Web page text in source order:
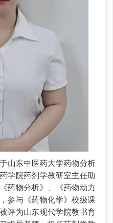
山东中医药大学药物分析
学院药剂学教研室主任助
药物分析》、《药物动力
参与《药物化学》校级课
评为山东现代学院教书育